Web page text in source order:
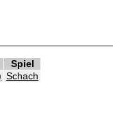
Spiel
Schach